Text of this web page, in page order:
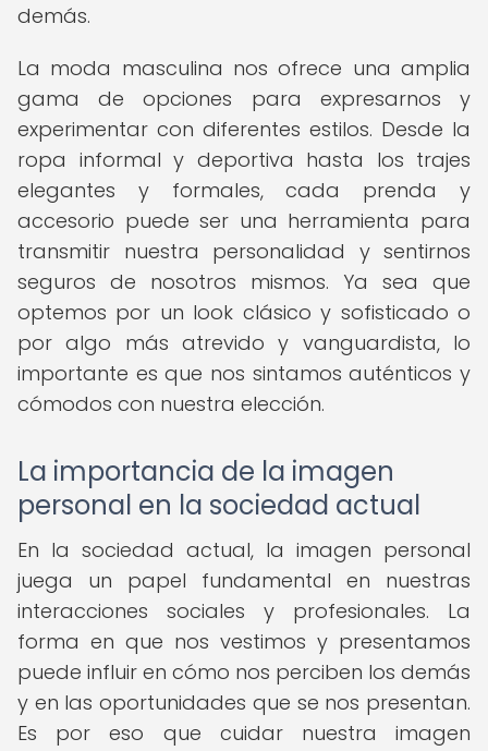
demás.
La moda masculina nos ofrece una amplia
gama de opciones para expresarnos y
experimentar con diferentes estilos. Desde la
ropa informal y deportiva hasta los trajes
elegantes y formales, cada prenda y
accesorio puede ser una herramienta para
transmitir nuestra personalidad y sentirnos
seguros de nosotros mismos. Ya sea que
optemos por un look clásico y sofisticado o
por algo más atrevido y vanguardista, lo
importante es que nos sintamos auténticos y
cómodos con nuestra elección.
La importancia de la imagen
personal en la sociedad actual
En la sociedad actual, la imagen personal
juega un papel fundamental en nuestras
interacciones sociales y profesionales. La
forma en que nos vestimos y presentamos
puede influir en cómo nos perciben los demás
y en las oportunidades que se nos presentan.
Es por eso que cuidar nuestra imagen